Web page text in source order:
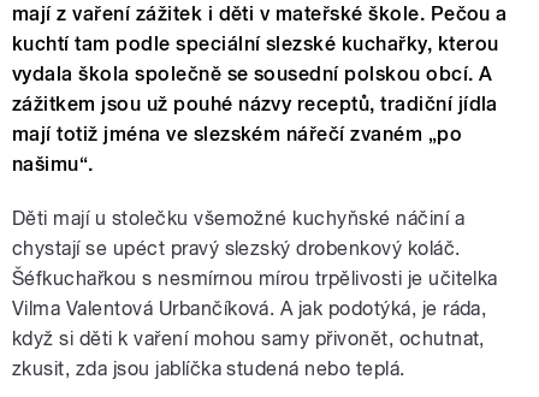
mají z vaření zážitek i děti v mateřské škole. Pečou a
kuchtí tam podle speciální slezské kuchařky, kterou
vydala škola společně se sousední polskou obcí. A
zážitkem jsou už pouhé názvy receptů, tradiční jídla
mají totiž jména ve slezském nářečí zvaném „po
našimu“.
Děti mají u stolečku všemožné kuchyňské náčiní a
chystají se upéct pravý slezský drobenkový koláč.
Šéfkuchařkou s nesmírnou mírou trpělivosti je učitelka
Vilma Valentová Urbančíková. A jak podotýká, je ráda,
když si děti k vaření mohou samy přivonět, ochutnat,
zkusit, zda jsou jablíčka studená nebo teplá.